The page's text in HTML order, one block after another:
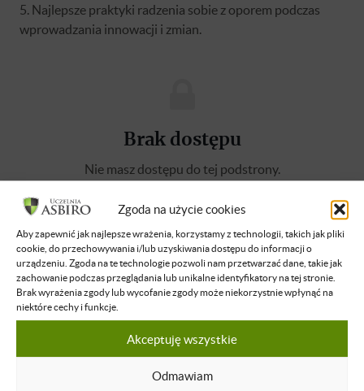
Zgoda na użycie cookies
Aby zapewnić jak najlepsze wrażenia, korzystamy z technologii, takich jak pliki
cookie, do przechowywania i/lub uzyskiwania dostępu do informacji o
urządzeniu. Zgoda na te technologie pozwoli nam przetwarzać dane, takie jak
zachowanie podczas przeglądania lub unikalne identyfikatory na tej stronie.
Brak wyrażenia zgody lub wycofanie zgody może niekorzystnie wpłynąć na
niektóre cechy i funkcje.
Akceptuję wszystkie
Odmawiam
5. Najlepsze praktyki radzenia sobie z oporem podczas
wprowadzania innowacji i zmian.
Brak dostępu
Nie masz dostępu do tej podstrony.
O WYKŁADOWCY
Wojciech Sambor
Doświadczony praktyk sprzedaży i
negocjacji, trener i konsultant. Przez lata
projektował procesy i modele negocjacyjne